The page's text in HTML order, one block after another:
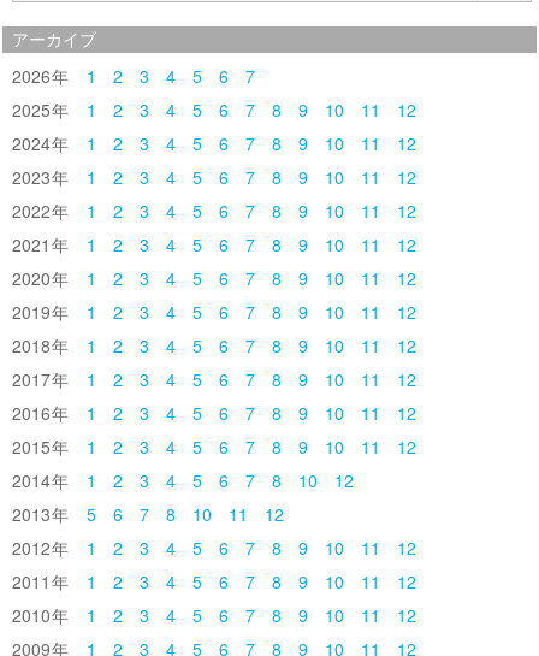
アーカイブ
2026 1 2 3 4 5 6
7
2025
1 2 3 4 5 6 7 8 9 10 11
12
2024
1 2 3 4 5 6 7 8 9 10 11
12
2023
1 2 3 4 5 6 7 8 9 10 11
12
2022
1 2 3 4 5 6 7 8 9 10 11
12
2021
1 2 3 4 5 6 7 8 9 10 11
12
2020
1 2 3 4 5 6 7 8 9 10 11
12
2019
1 2 3 4 5 6 7 8 9 10 11
12
2018
1 2 3 4 5 6 7 8 9 10 11
12
2017
1 2 3 4 5 6 7 8 9 10 11
12
2016
1 2 3 4 5 6 7 8 9 10 11
12
2015
1 2 3 4 5 6 7 8 9 10 11
12
2014
1 2 3 4 5 6 7 8 10
12
2013
5 6 7 8 10 11
12
2012
1 2 3 4 5 6 7 8 9 10 11
12
2011
1 2 3 4 5 6 7 8 9 10 11
12
2010
1 2 3 4 5 6 7 8 9 10 11
12
2009
1 2 3 4 5 6 7 8 9 10 11 12